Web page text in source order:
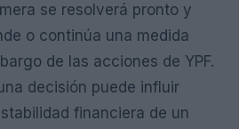
se resolverá pronto y
o continúa una medida
de las acciones de YPF.
decisión puede influir
financiera de un